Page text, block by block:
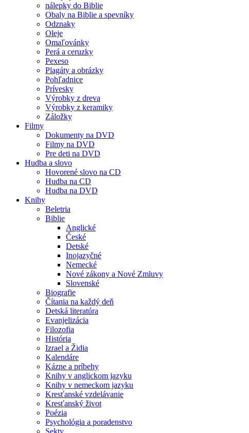
nálepky do Biblie
Obaly na Biblie a spevníky
Odznaky
Oleje
Omaľovánky
Perá a ceruzky
Pexeso
Plagáty a obrázky
Pohľadnice
Prívesky
Výrobky z dreva
Výrobky z keramiky
Záložky
Filmy
Dokumenty na DVD
Filmy na DVD
Pre deti na DVD
Hudba a slovo
Hovorené slovo na CD
Hudba na CD
Hudba na DVD
Knihy
Beletria
Biblie
Anglické
České
Detské
Inojazyčné
Nemecké
Nové zákony a Nové Zmluvy
Slovenské
Biografie
Čítania na každý deň
Detská literatúra
Evanjelizácia
Filozofia
História
Izrael a Židia
Kalendáre
Kázne a príbehy
Knihy v anglickom jazyku
Knihy v nemeckom jazyku
Kresťanské vzdelávanie
Kresťanský život
Poézia
Psychológia a poradenstvo
Sekty